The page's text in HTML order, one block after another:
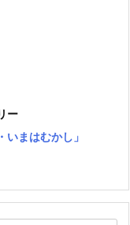
ー
いまはむかし」